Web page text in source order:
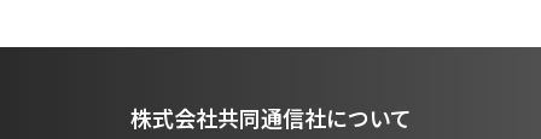
株式会社共同通信社について